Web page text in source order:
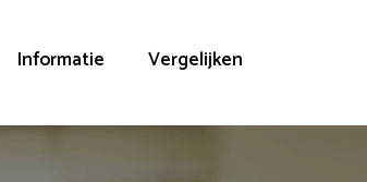
Informatie Vergelijken